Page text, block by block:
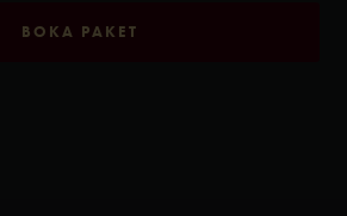
BOKA PAKET